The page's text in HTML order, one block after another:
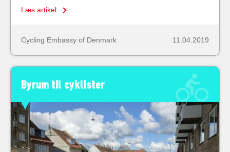
Læs artikel
Cycling Embassy of Denmark 11.04.2019
Byrum til cyklister